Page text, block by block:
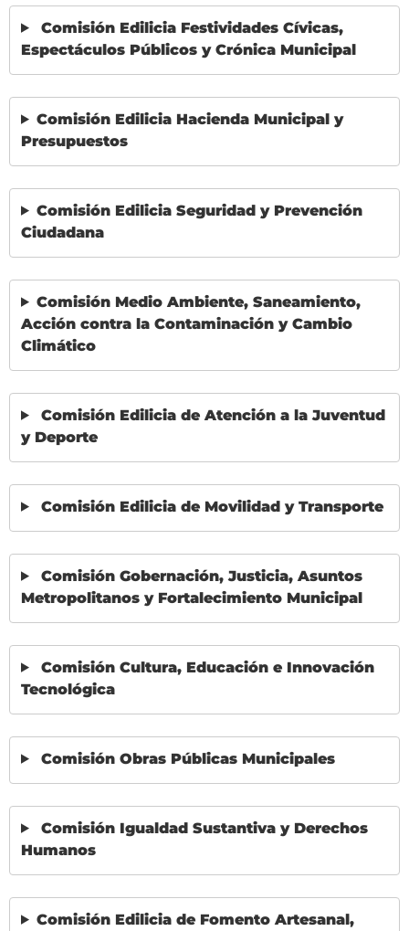
Comisión Edilicia Festividades Cívicas,
Espectáculos Públicos y Crónica Municipal
Comisión Edilicia Hacienda Municipal y
Presupuestos
Comisión Edilicia Seguridad y Prevención
Ciudadana
Comisión Medio Ambiente, Saneamiento,
Acción contra la Contaminación y Cambio
Climático
Comisión Edilicia de Atención a la Juventud
y Deporte
Comisión Edilicia de Movilidad y Transporte
Comisión Gobernación, Justicia, Asuntos
Metropolitanos y Fortalecimiento Municipal
Comisión Cultura, Educación e Innovación
Tecnológica
Comisión Obras Públicas Municipales
Comisión Igualdad Sustantiva y Derechos
Humanos
Comisión Edilicia de Fomento Artesanal,